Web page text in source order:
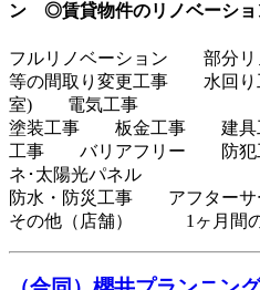
ン ◎賃貸物件のリノベーショ
フルリノベーション 部分
等の間取り変更工事 水回り
室) 電気工事
塗装工事 板金工事 建具
工事 バリアフリー 防
ネ･太陽光パネル
防水・防災工事 アフタ
その他（店舗） 1ヶ月間の